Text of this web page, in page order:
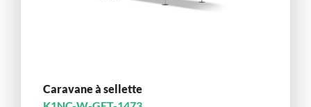
Caravane à sellette